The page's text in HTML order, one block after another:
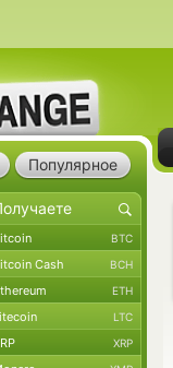
Популярное
BTC
Cash BCH
ETH
LTC
XRP